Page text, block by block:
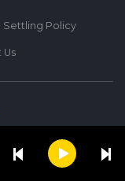
Settling Policy
Us